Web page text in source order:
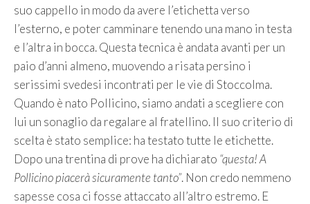
suo cappello in modo da avere l’etichetta verso
l’esterno, e poter camminare tenendo una mano in testa
e l’altra in bocca. Questa tecnica è andata avanti per un
paio d’anni almeno, muovendo a risata persino i
serissimi svedesi incontrati per le vie di Stoccolma.
Quando è nato Pollicino, siamo andati a scegliere con
lui un sonaglio da regalare al fratellino. Il suo criterio di
scelta è stato semplice: ha testato tutte le etichette.
Dopo una trentina di prove ha dichiarato “questa! A
Pollicino piacerà sicuramente tanto”. Non credo nemmeno
sapesse cosa ci fosse attaccato all’altro estremo. E